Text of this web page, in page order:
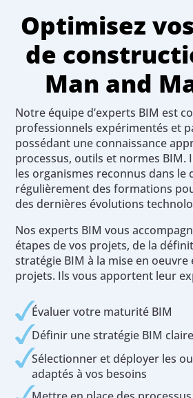
Optimisez
de
Man and
Notre équipe d’experts BIM est
professionnels expérimentés et
possédant une connaissance
processus, outils et normes BIM.
les organismes reconnus dans le
régulièrement des formations
des dernières évolutions
Nos experts BIM vous
étapes de vos projets, de la
stratégie BIM à la mise en oeuvre
projets. Ils vous apportent leur
Évaluer votre maturité BIM
Définir une stratégie BIM
Sélectionner et déployer les
adaptés à vos besoins